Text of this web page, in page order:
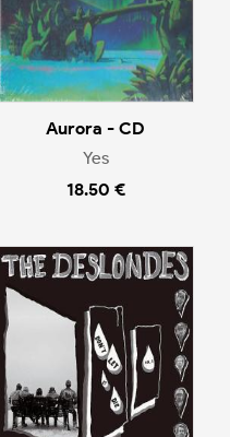
Aurora - CD
Yes
18.50 €